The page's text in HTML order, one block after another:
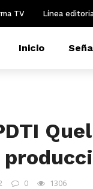
TV Línea
Inicio
0 1306